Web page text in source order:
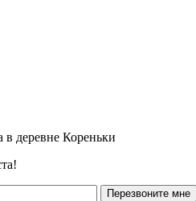
в деревне Кореньки
Перезвоните мне